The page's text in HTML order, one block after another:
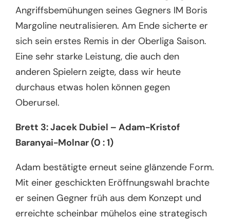
Angriffsbemühungen seines Gegners IM Boris
Margoline neutralisieren. Am Ende sicherte er
sich sein erstes Remis in der Oberliga Saison.
Eine sehr starke Leistung, die auch den
anderen Spielern zeigte, dass wir heute
durchaus etwas holen können gegen
Oberursel.
Brett 3: Jacek Dubiel – Adam-Kristof
Baranyai-Molnar (0 : 1)
Adam bestätigte erneut seine glänzende Form.
Mit einer geschickten Eröffnungswahl brachte
er seinen Gegner früh aus dem Konzept und
erreichte scheinbar mühelos eine strategisch